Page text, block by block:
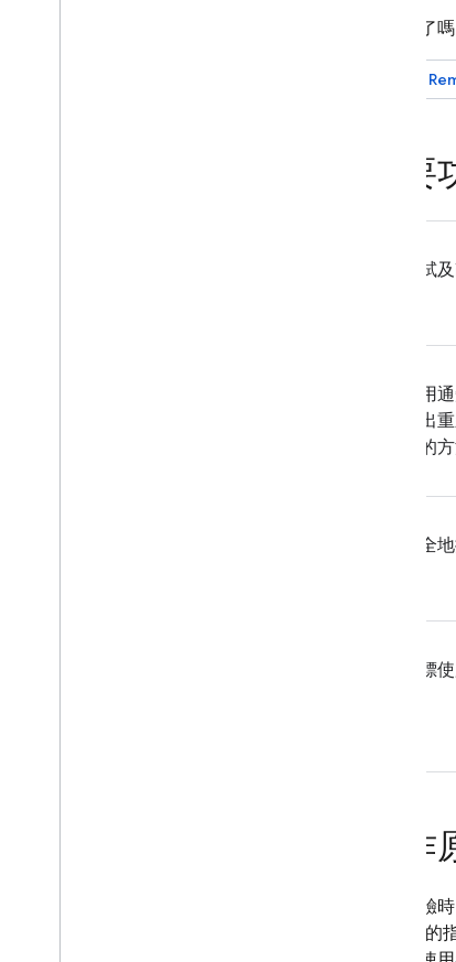
準備好了
主
測試
使用
找出
者的
安全
目標
運作
建立實驗
數)。您